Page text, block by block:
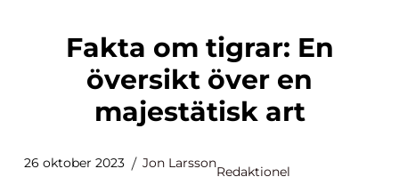
Fakta om tigrar: En
översikt över en
majestätisk art
26 oktober 2023 Jon Larsson
Redaktionel